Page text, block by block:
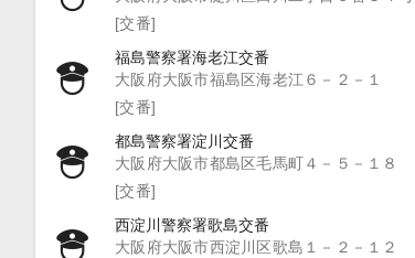
[交番]
福島警察署海老江交番
大阪府大阪市福島区海老江６－２－１
[交番]
都島警察署淀川交番
大阪府大阪市都島区毛馬町４－５－１８
[交番]
西淀川警察署歌島交番
大阪府大阪市西淀川区歌島１－２－１２